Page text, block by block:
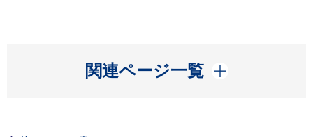
関連ページ一覧
開く